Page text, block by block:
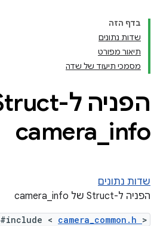
בדף הזה
שדות נתונים
תיאור מפורט
מסמכי תיעוד של שדה
camera info
שדות נתונים
הפניה ל-Struct של camera_info
#include < camera_common.h >